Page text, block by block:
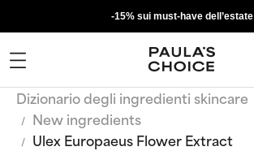
-15% sui must-have dell’estate
Dizionario degli ingredienti skincare
New ingredients
Ulex Europaeus Flower Extract